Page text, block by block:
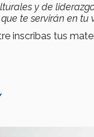
y de
que te servirán en tu
inscribas tus